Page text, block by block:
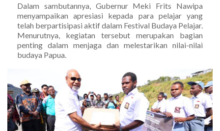
Dalam sambutannya, Gubernur Meki Frits Nawipa
menyampaikan apresiasi kepada para pelajar yang
telah berpartisipasi aktif dalam Festival Budaya Pelajar.
Menurutnya, kegiatan tersebut merupakan bagian
penting dalam menjaga dan melestarikan nilai-nilai
budaya Papua.